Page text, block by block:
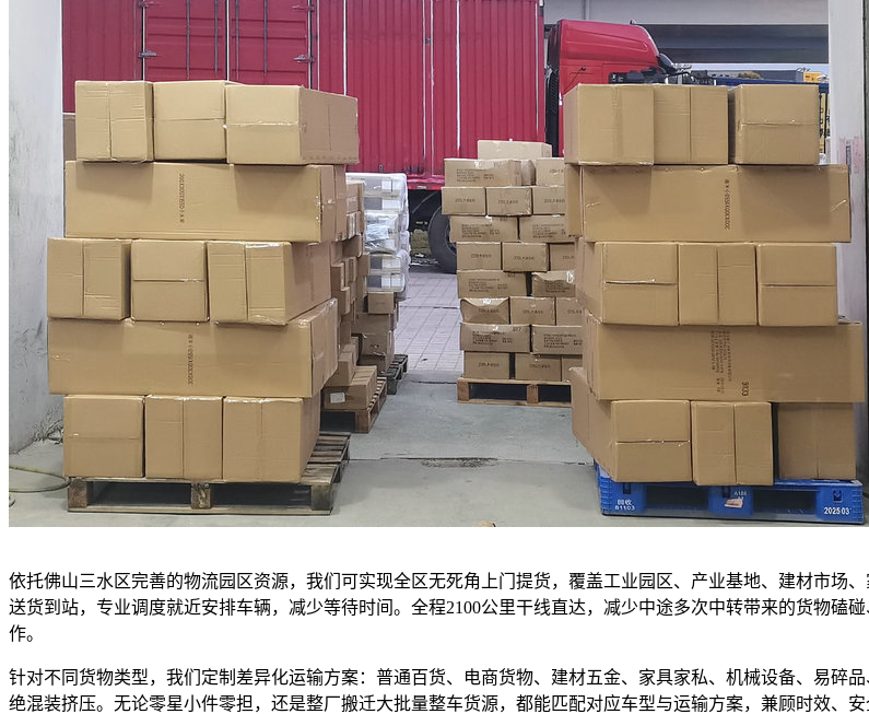
依托佛山三水区完善的物流园区资源，我们可实现全区无死角上门提货，覆盖工业园区、产业基地、建材市场
送货到站，专业调度就近安排车辆，减少等待时间。全程2100公里干线直达，减少中途多次中转带来的货物磕
作。
针对不同货物类型，我们定制差异化运输方案：普通百货、电商货物、建材五金、家具家私、机械设备、易碎
绝混装挤压。无论零星小件零担，还是整厂搬迁大批量整车货源，都能匹配对应车型与运输方案，兼顾时效、安